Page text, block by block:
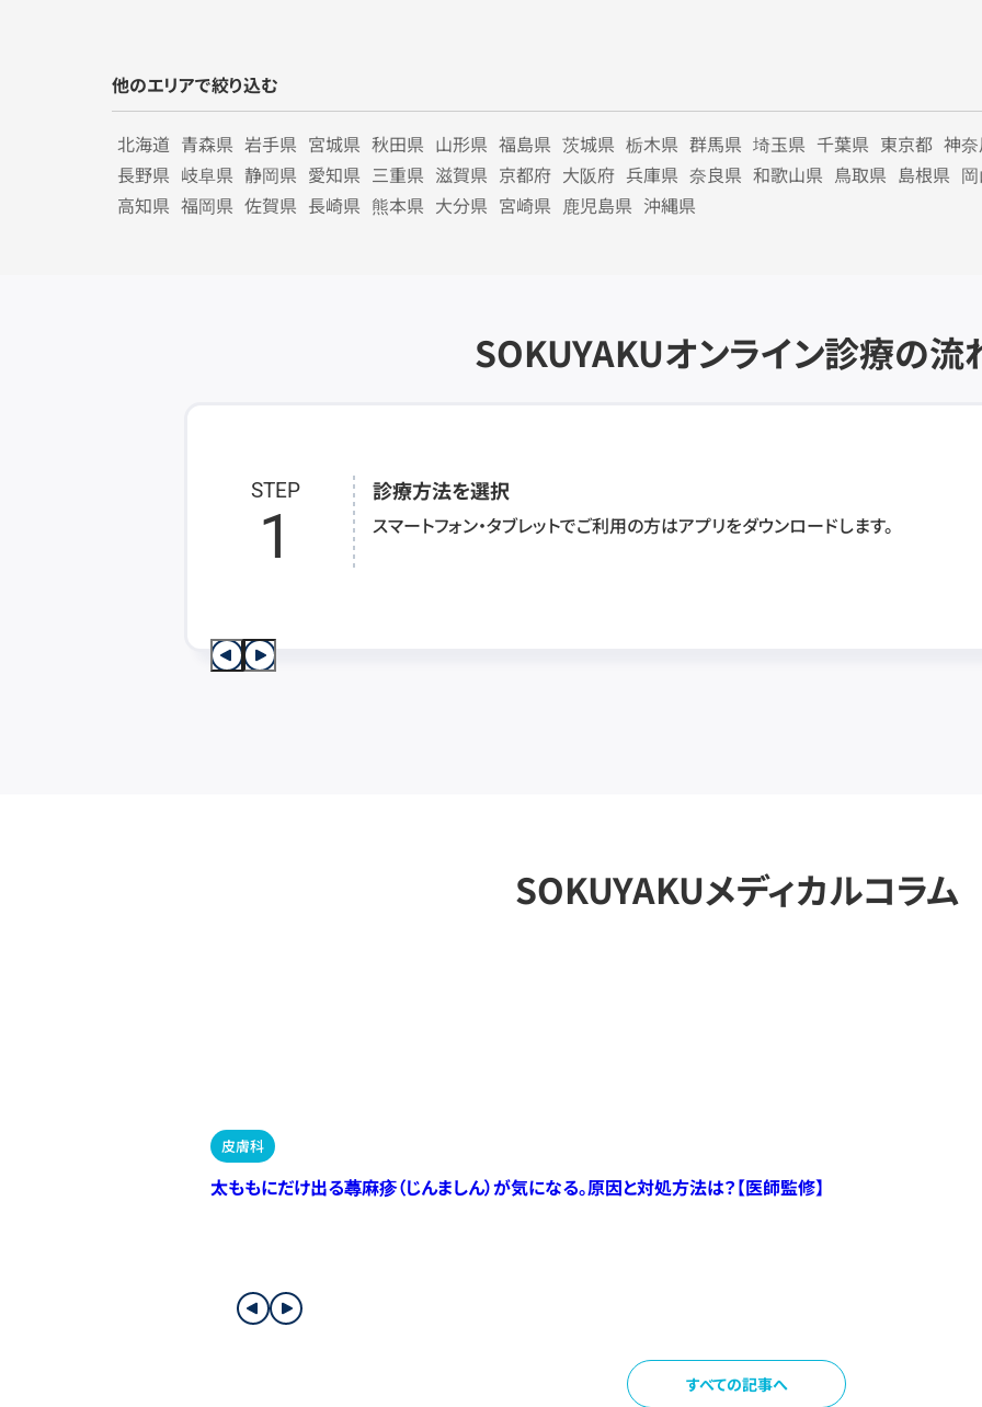
他のエリアで絞り込む
北海道 青森県 岩手県 宮城県 秋田県 山形県 福島県 茨城県 栃木県 群馬県 埼玉県 千葉県 東京都 神
長野県 岐阜県 静岡県 愛知県 三重県 滋賀県 京都府 大阪府 兵庫県 奈良県 和歌山県 鳥取県 島根県
高知県 福岡県 佐賀県 長崎県 熊本県 大分県 宮崎県 鹿児島県 沖縄県
SOKUYAKUオンライン診療の流
STEP
1
診療方法を選択
スマートフォン・タブレットでご利用の方はアプリをダウンロードします。
SOKUYAKUメディカルコラム
皮膚科
太ももにだけ出る蕁麻疹（じんましん）が気になる。原因と対処方法は？【医師監修】
すべての記事へ